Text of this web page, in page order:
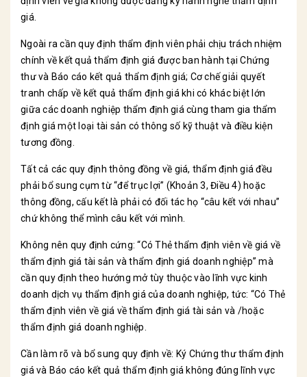
giá.
Ngoài ra cần quy định thẩm định viên phải chịu trách nhiệm
chính về kết quả thẩm định giá được ban hành tại Chứng
thư và Báo cáo kết quả thẩm định giá; Cơ chế giải quyết
tranh chấp về kết quả thẩm định giá khi có khác biệt lớn
giữa các doanh nghiệp thẩm định giá cùng tham gia thẩm
định giá một loại tài sản có thông số kỹ thuật và điều kiện
tương đồng.
Tất cả các quy định thông đồng về giá, thẩm định giá đều
phải bổ sung cụm từ “để trục lợi” (Khoản 3, Điều 4) hoặc
thông đồng, cấu kết là phải có đối tác họ “câu kết với nhau”
chứ không thể mình câu kết với mình.
Không nên quy định cứng: “Có Thẻ thẩm định viên về giá về
thẩm định giá tài sản và thẩm định giá doanh nghiệp” mà
cần quy định theo hướng mở tùy thuộc vào lĩnh vực kinh
doanh dịch vụ thẩm định giá của doanh nghiệp, tức: “Có Thẻ
thẩm định viên về giá về thẩm định giá tài sản và /hoặc
thẩm định giá doanh nghiệp.
Cần làm rõ và bổ sung quy định về: Ký Chứng thư thẩm định
giá và Báo cáo kết quả thẩm định giá không đúng lĩnh vực